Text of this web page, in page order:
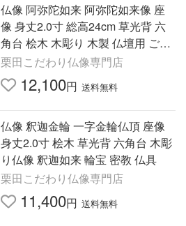
仏像 阿弥陀如来 阿弥陀如来像 座
像 身丈2.0寸 総高24cm 草光背 六
角台 桧木 木彫り 木製 仏壇用 ご本
尊 浄土宗 天台宗 時宗 仏具 檜 ヒノ
キ
栗田こだわり仏像専門店
12,100円 送料無料
仏像 釈迦金輪 一字金輪仏頂 座像
身丈2.0寸 桧木 草光背 六角台 木彫
り仏像 釈迦如来 輪宝 密教 仏具
栗田こだわり仏像専門店
11,400円 送料無料